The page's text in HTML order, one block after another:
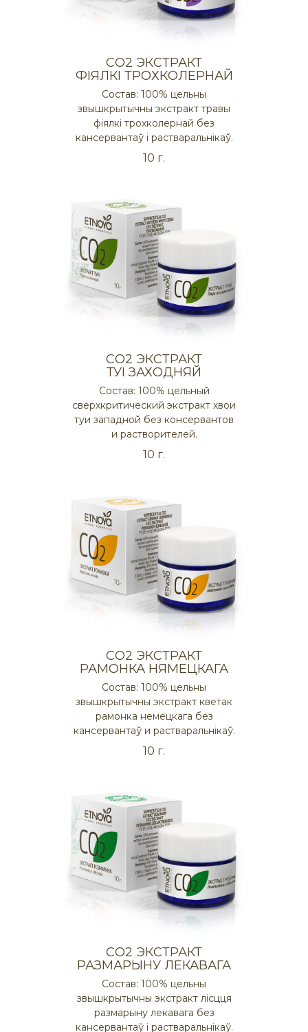
СO2 ЭКСТРАКТ
ФІЯЛКІ ТРОХКОЛЕРНАЙ
Состав: 100% цельны
звышкрытычны экстракт травы
фіялкі трохколернай без
кансервантаў і растваральнікаў.
10 г.
СO2 ЭКСТРАКТ
ТУІ ЗАХОДНЯЙ
Состав: 100% цельный
сверхкритический экстракт хвои
туи западной без консервантов
и растворителей.
10 г.
СO2 ЭКСТРАКТ
РАМОНКА НЯМЕЦКАГА
Состав: 100% цельны
звышкрытычны экстракт кветак
рамонка немецкага без
кансервантаў и растваральнікаў.
10 г.
СO2 ЭКСТРАКТ
РАЗМАРЫНУ ЛЕКАВАГА
Состав: 100% цельны
звышкрытычны экстракт лісцця
размарыну лекавага без
кансервантаў і растваральнікаў.